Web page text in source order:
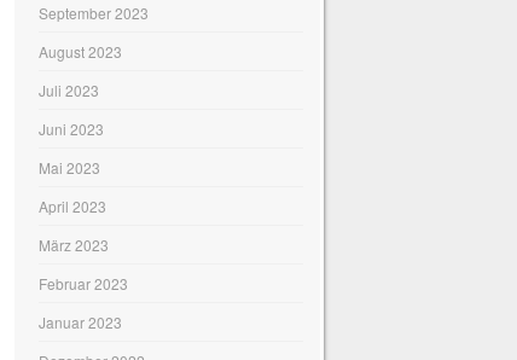
September 2023
August 2023
Juli 2023
Juni 2023
Mai 2023
April 2023
März 2023
Februar 2023
Januar 2023